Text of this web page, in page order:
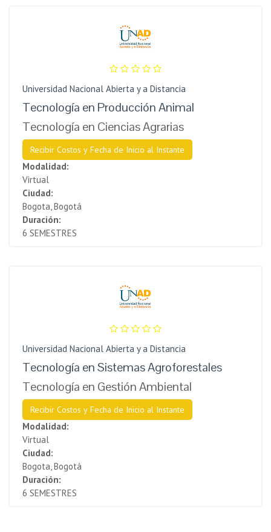
Universidad Nacional Abierta y a Distancia
Tecnología en Producción Animal
Tecnología en Ciencias Agrarias
Recibir Costos y Fecha de Inicio al Instante
Modalidad:
Virtual
Ciudad:
Bogota, Bogotá
Duración:
6 SEMESTRES
Universidad Nacional Abierta y a Distancia
Tecnología en Sistemas Agroforestales
Tecnología en Gestión Ambiental
Recibir Costos y Fecha de Inicio al Instante
Modalidad:
Virtual
Ciudad:
Bogota, Bogotá
Duración:
6 SEMESTRES